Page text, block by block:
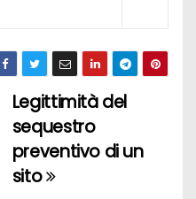
Legittimità del
sequestro
preventivo di un
sito